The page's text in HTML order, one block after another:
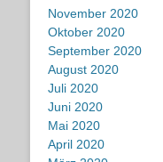
November 2020
Oktober 2020
September 2020
August 2020
Juli 2020
Juni 2020
Mai 2020
April 2020